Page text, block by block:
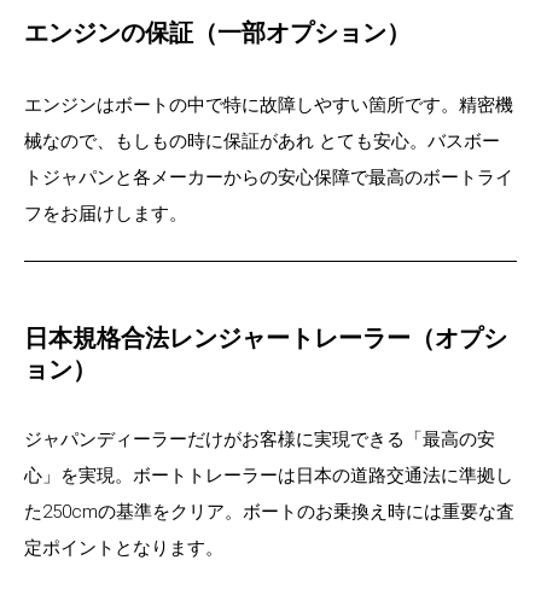
エンジンの保証（一部オプション）
エンジンはボートの中で特に故障しやすい箇所です。精密機
械なので、もしもの時に保証があれ とても安心。 バスボー
トジャパンと各メーカーからの安心保障で最高のボートライ
フをお届けします。
日本規格合法レンジャートレーラー（オプシ
ョン）
ジャパンディーラーだけがお客様に実現できる「最高の安
心」を実現。ボートトレーラーは日本の道路交通法に準拠し
た250cmの基準をクリア。ボートのお乗換え時には重要な査
定ポイントとなります。